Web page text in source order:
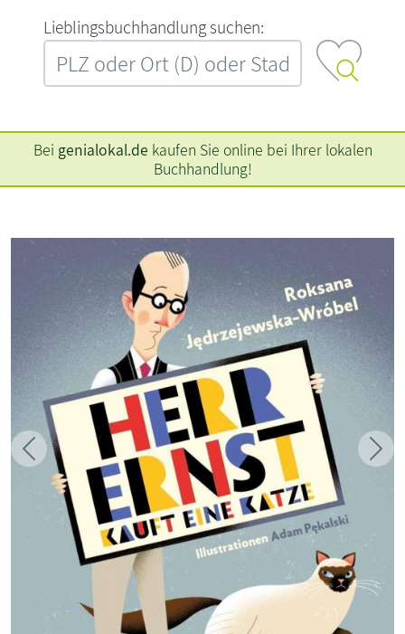
L‍i‍e‍b‍l‍i‍n‍g‍s‍b‍u‍c‍h‍h‍a‍n‍d‍l‍u‍n‍g‍ ‍s‍u‍c‍h‍e‍n‍:‍
Bei genialokal.de kaufen Sie online bei Ihrer lokalen
Buchhandlung!
Zurück